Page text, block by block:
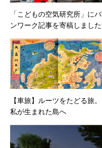
「こどもの空気研究所」にバ
ンワーク記事を寄稿しました
【車旅】ルーツをたどる旅。
私が生まれた島へ